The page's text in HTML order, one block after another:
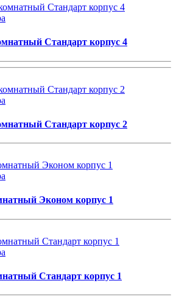
Стандарт корпус 4
Стандарт корпус 2
Эконом корпус 1
Стандарт корпус 1